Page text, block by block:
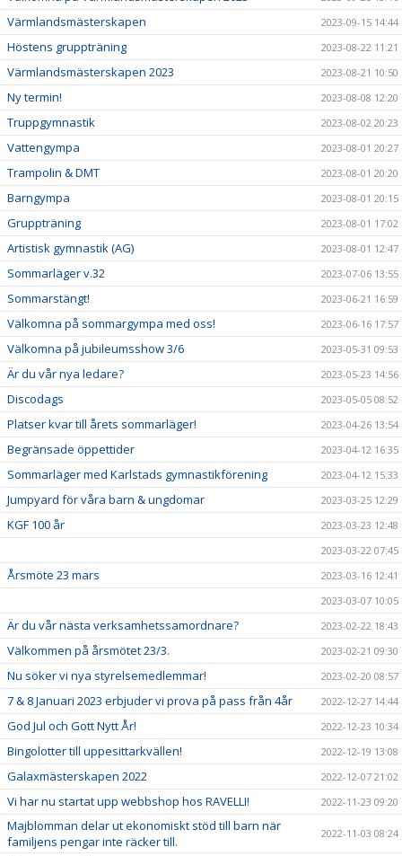
Värmlandsmästerskapen 2023-09-15 14:44
Höstens gruppträning 2023-08-22 11:21
Värmlandsmästerskapen 2023 2023-08-21 10:50
Ny termin! 2023-08-08 12:20
Truppgymnastik 2023-08-02 20:23
Vattengympa 2023-08-01 20:27
Trampolin & DMT 2023-08-01 20:20
Barngympa 2023-08-01 20:15
Gruppträning 2023-08-01 17:02
Artistisk gymnastik (AG) 2023-08-01 12:47
Sommarläger v.32 2023-07-06 13:55
Sommarstängt! 2023-06-21 16:59
Välkomna på sommargympa med oss! 2023-06-16 17:57
Välkomna på jubileumsshow 3/6 2023-05-31 09:53
Är du vår nya ledare? 2023-05-23 14:56
Discodags 2023-05-05 08:52
Platser kvar till årets sommarläger! 2023-04-26 13:54
Begränsade öppettider 2023-04-12 16:35
Sommarläger med Karlstads gymnastikförening 2023-04-12 15:33
Jumpyard för våra barn & ungdomar 2023-03-25 12:29
KGF 100 år
2023-03-23 12:48
2023-03-22 07:45
Årsmöte 23 mars
2023-03-16 12:41
2023-03-07 10:05
Är du vår nästa verksamhetssamordnare? 2023-02-22 18:43
Välkommen på årsmötet 23/3. 2023-02-21 09:30
Nu söker vi nya styrelsemedlemmar! 2023-02-20 08:57
7 & 8 Januari 2023 erbjuder vi prova på pass från 4år 2022-12-27 14:44
God Jul och Gott Nytt År! 2022-12-23 10:34
Bingolotter till uppesittarkvällen! 2022-12-19 13:08
Galaxmästerskapen 2022 2022-12-07 21:02
Vi har nu startat upp webbshop hos RAVELLI! 2022-11-23 09:20
Majblomman delar ut ekonomiskt stöd till barn när
familjens pengar inte räcker till.
2022-11-03 08:24